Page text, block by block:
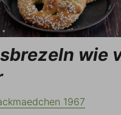
wie
1967